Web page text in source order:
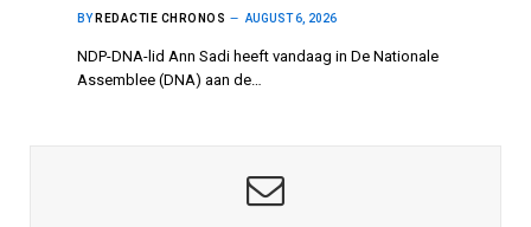
BY REDACTIE CHRONOS AUGUST 6, 2026
NDP-DNA-lid Ann Sadi heeft vandaag in De Nationale
Assemblee (DNA) aan de…